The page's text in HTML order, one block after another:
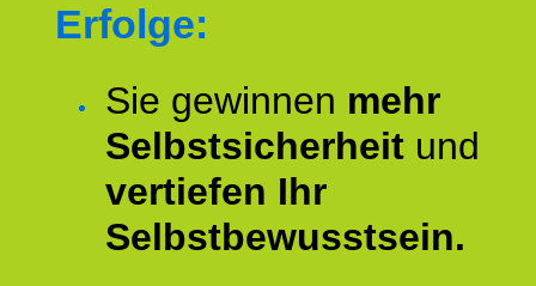
Erfolge:
Sie gewinnen mehr
Selbstsicherheit und
vertiefen Ihr
Selbstbewusstsein.